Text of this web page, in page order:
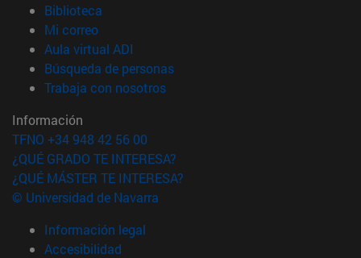
Biblioteca
Mi correo(abre en nueva ventana)
Aula virtual ADI
Búsqueda de personas(abre en nueva ventana)
Trabaja con nosotros(abre en nueva ventana)
Información
TFNO +34 948 42 56 00
¿QUÉ GRADO TE INTERESA?
¿QUÉ MÁSTER TE INTERESA?
© Universidad de Navarra
Información legal
Accesibilidad